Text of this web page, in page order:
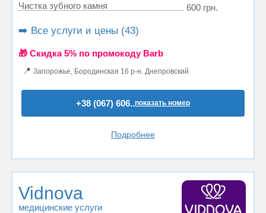
Чистка зубного камня
600 грн.
➡️ Все услуги и цены (43)
🎁 Cкидка 5% по промокоду Barb
📍 Запорожье, Бородинская 16 р-н. Днепровский
+38 (067) 606..показать номер
Подробнее
Vidnova
медицинские услуги